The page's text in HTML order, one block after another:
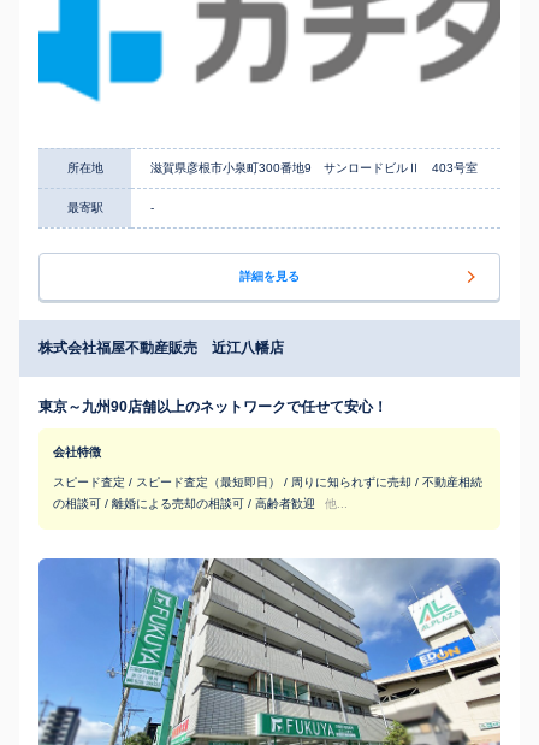
所在地 滋賀県彦根市小泉町300番地9 サンロードビルⅡ 403号室
最寄駅 -
詳細を見る
株式会社福屋不動産販売 近江八幡店
東京～九州90店舗以上のネットワークで任せて安心！
会社特徴
スピード査定 / スピード査定（最短即日） / 周りに知られずに売却 / 不動産相続
の相談可 / 離婚による売却の相談可 / 高齢者歓迎
他...